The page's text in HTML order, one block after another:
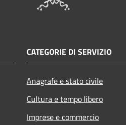
CATEGORIE DI SERVIZIO
Anagrafe e stato civile
Cultura e tempo libero
Imprese e commercio